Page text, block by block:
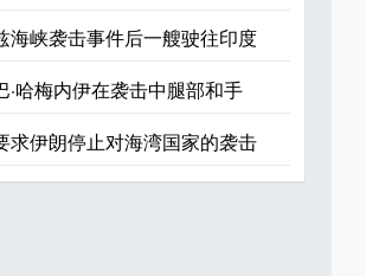
海峡袭击事件后一艘驶往印度
·哈梅内伊在袭击中腿部和手
求伊朗停止对海湾国家的袭击